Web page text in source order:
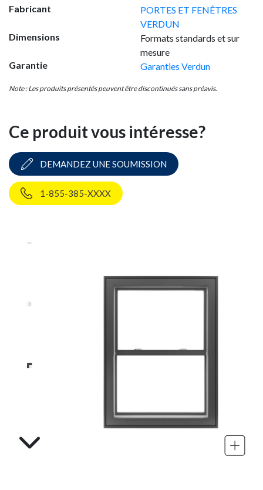
Fabricant
PORTES ET FENÊTRES
VERDUN
Dimensions
Formats standards et sur
mesure
Garantie
Garanties Verdun
Note : Les produits présentés peuvent être discontinués sans préavis.
Ce produit vous intéresse?
DEMANDEZ UNE SOUMISSION
1-855-385-XXXX